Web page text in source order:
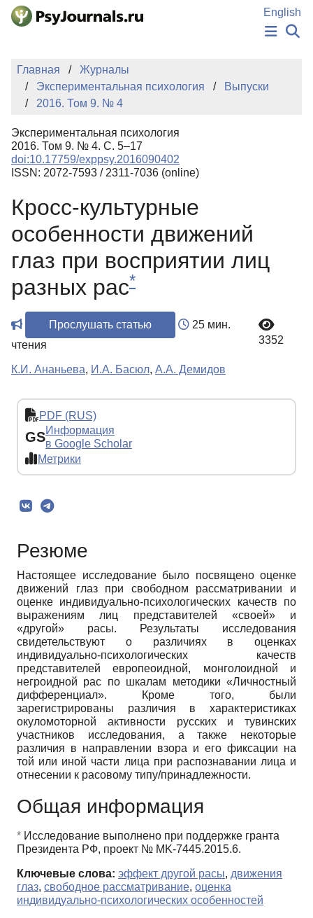
Перейти к основному содержанию
English
НОВОСТИ
КЛЮЧЕВЫЕ СЛОВА
Регистрация
Главная
Журналы
Экспериментальная психология
Выпуски
2016. Том 9. № 4
Экспериментальная психология
2016. Том 9. № 4. С. 5–17
doi:10.17759/exppsy.2016090402
ISSN: 2072-7593 / 2311-7036 (online)
Кросс-культурные
особенности движений
глаз при восприятии лиц
разных рас*
Прослушать статью
25 мин.
чтения
3352
К.И. Ананьева, И.А. Басюл, А.А. Демидов
PDF (RUS)
GSИнформация
в Google Scholar
Метрики
Резюме
Настоящее исследование было посвящено оценке
движений глаз при свободном рассматривании и
оценке индивидуально-психологических качеств по
выражениям лиц представителей «своей» и
«другой» расы. Результаты исследования
свидетельствуют о различиях в оценках
индивидуально-психологических качеств
представителей европеоидной, монголоидной и
негроидной рас по шкалам методики «Личностный
дифференциал». Кроме того, были
зарегистрированы различия в характеристиках
окуломоторной активности русских и тувинских
участников исследования, а также некоторые
различия в направлении взора и его фиксации на
той или иной части лица при распознавании лица и
отнесении к расовому типу/принадлежности.
Общая информация
* Исследование выполнено при поддержке гранта
Президента РФ, проект № MK-7445.2015.6.
Ключевые слова: эффект другой расы, движения
глаз, свободное рассматривание, оценка
индивидуально-психологических особенностей